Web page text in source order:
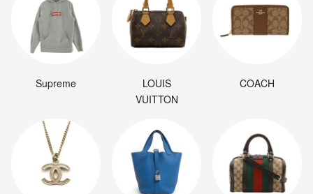
Supreme
LOUIS
VUITTON
COACH